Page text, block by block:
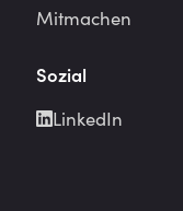
Mitmachen
Sozial
LinkedIn